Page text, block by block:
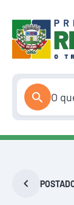
para
conteúdo